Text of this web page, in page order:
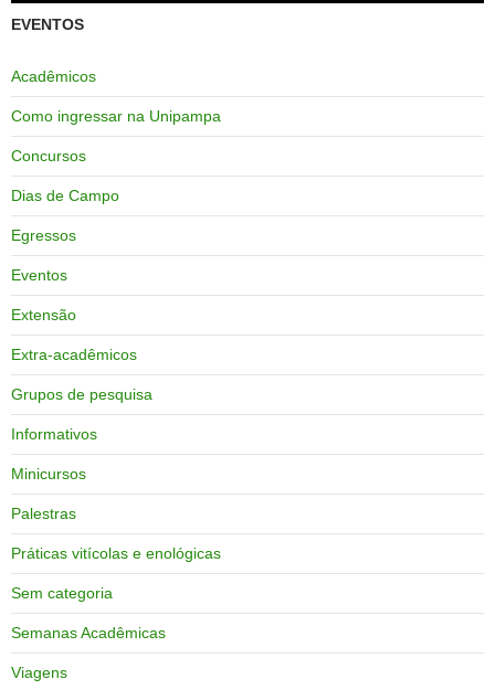
EVENTOS
Acadêmicos
Como ingressar na Unipampa
Concursos
Dias de Campo
Egressos
Eventos
Extensão
Extra-acadêmicos
Grupos de pesquisa
Informativos
Minicursos
Palestras
Práticas vitícolas e enológicas
Sem categoria
Semanas Acadêmicas
Viagens